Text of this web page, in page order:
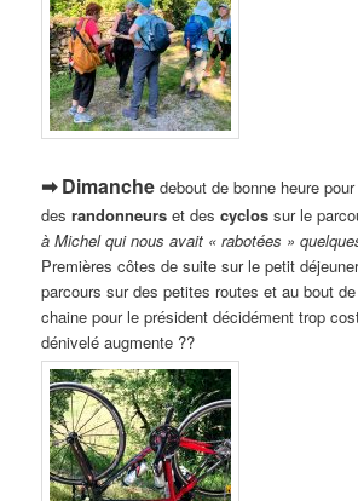
➡ Dimanche debout de bonne heure
desrandonneurs et descyclos sur le
à Michel qui nous avait « rabotées »
Premières côtes de suite sur le petit
parcours sur des petites routes et au bout
chaine pour le président décidément trop
dénivelé augmente ??